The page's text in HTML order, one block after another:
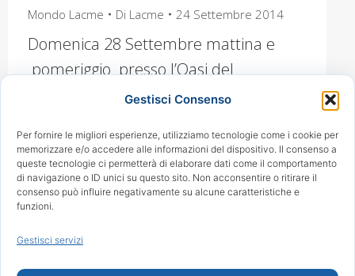
Gestisci Consenso
Per fornire le migliori esperienze, utilizziamo tecnologie come i cookie per
memorizzare e/o accedere alle informazioni del dispositivo. Il consenso a
queste tecnologie ci permetterà di elaborare dati come il comportamento
di navigazione o ID unici su questo sito. Non acconsentire o ritirare il
consenso può influire negativamente su alcune caratteristiche e
funzioni.
Gestisci servizi
Mondo Lacme Di Lacme 24 Settembre 2014
Domenica 28 Settembre mattina e
pomeriggio presso l’Oasi del
Quadrone APERTURA DELL’IMPIANTO
esperti dell’impianto vi guideranno alla
scoperta dei mille segreti di questo
nuovo produttore di energia! Info: 339